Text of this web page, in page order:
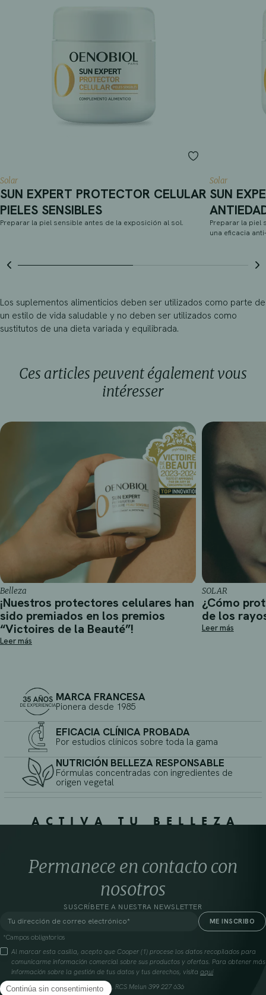
Solar
SUN EXPERT PROTECTOR CELULAR
PIELES SENSIBLES
Preparar la piel sensible antes de la exposición al sol.
Solar
SUN
Preparar la piel
una eficacia
Los suplementos alimenticios deben ser utilizados como parte de
un estilo de vida saludable y no deben ser utilizados como
sustitutos de una dieta variada y equilibrada.
Ces articles peuvent également vous
intéresser
Belleza
¡Nuestros protectores celulares han
sido premiados en los premios
“Victoires de la Beauté”!
Leer más
SOLAR
¿Cómo
de los
Leer más
MARCA FRANCESA
Pionera desde 1985
EFICACIA CLÍNICA PROBADA
Por estudios clínicos sobre toda la gama
NUTRICIÓN BELLEZA RESPONSABLE
Fórmulas concentradas con ingredientes de
origen vegetal
ACTIVA TU BELLEZA
Permanece en contacto con
nosotros
SUSCRÍBETE A NUESTRA NEWSLETTER
*Campos obligatorios
Al marcar esta casilla, acepto que Cooper (1) procese los datos recopilados para
comunicarme información comercial sobre sus productos y ofertas. Para obtener más
información sobre la gestión de tus datos y tus derechos, visita aquí
Cooperación farmacéutica francesa, RCS Melun 399 227 636